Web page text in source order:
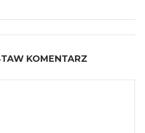
KOMENTARZ